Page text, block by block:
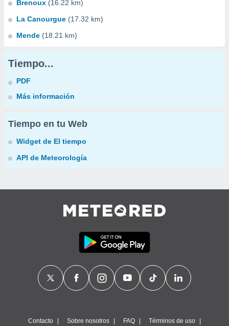
Brenoux (16.22 km)
La Canourgue (17.32 km)
Mende (18.21 km)
Tiempo...
PDF
Más información
Tiempo en tu Web
Widget de El tiempo
API de Meteorología
Contacto Sobre nosotros FAQ Términos de uso